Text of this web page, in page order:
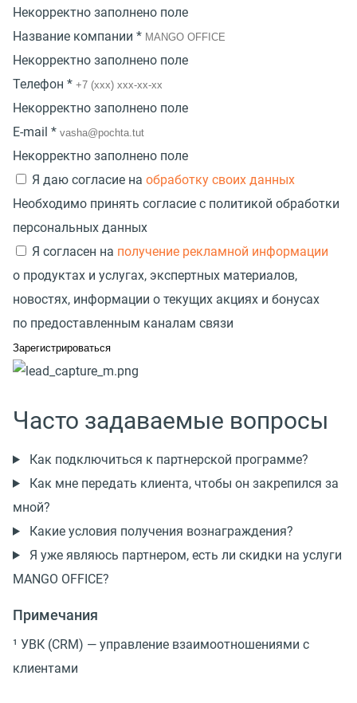
Некорректно заполнено поле
Название компании *
Некорректно заполнено поле
Телефон *
Некорректно заполнено поле
E-mail *
Некорректно заполнено поле
Я даю согласие на обработку своих данных
Необходимо принять согласие с политикой обработки
персональных данных
Я согласен на получение рекламной информации
о продуктах и услугах, экспертных материалов,
новостях, информации о текущих акциях и бонусах
по предоставленным каналам связи
Часто задаваемые вопросы
Как подключиться к партнерской программе?
Как мне передать клиента, чтобы он закрепился за
мной?
Какие условия получения вознаграждения?
Я уже являюсь партнером, есть ли скидки на услуги
MANGO OFFICE?
Примечания
¹ УВК (CRM) — управление взаимоотношениями с
клиентами